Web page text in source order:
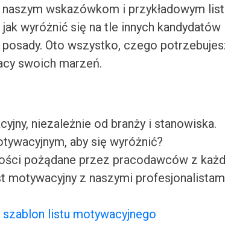
wskazówkom i przykładowym
wyróżnić się na tle innych
Oto wszystko, czego
swoich marzeń.
niezależnie od branży i stanowiska.
aby się wyróżnić?
pożądane przez pracodawców z
motywacyjny z naszymi
szablon listu motywacyjnego